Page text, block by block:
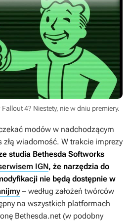
4? Niestety, nie w dniu premiery.
modów w nadchodzącym
złą wiadomość. W trakcie imprezy
studia Bethesda Softworks
IGN, że narzędzia do
nie będą dostępnie w
– według założeń twórców
na wszystkich platformach
Bethesda.net (w podobny